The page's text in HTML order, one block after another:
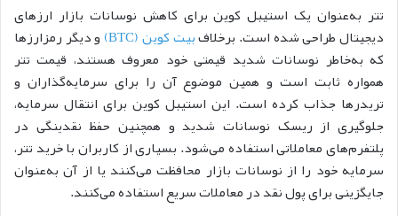
تتر به‌عنوان یک استیبل‌ کوین برای کاهش نوسانات بازار ارزهای
دیجیتال طراحی شده است. برخلافبیت کوین (BTC)
و دیگر رمزارزها
که به‌خاطر نوسانات شدید قیمتی خود معروف هستند، قیمت تتر
همواره ثابت است و همین موضوع آن را برای سرمایه‌گذاران و
تریدرها جذاب کرده است. این استیبل کوین برای انتقال سرمایه،
جلوگیری از ریسک نوسانات شدید و همچنین حفظ نقدینگی در
پلتفرم‌های معاملاتی استفاده می‌شود. بسیاری از کاربران با خرید تتر،
سرمایه خود را از نوسانات بازار محافظت می‌کنند یا از آن به‌عنوان
جایگزینی برای پول نقد در معاملات سریع استفاده می‌کنند.